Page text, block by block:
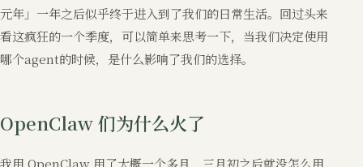
元年」一年之后似乎终于进入到了我们的日常生活。回过头来
看这疯狂的一个季度，可以简单来思考一下，当我们决定使用
哪个agent的时候，是什么影响了我们的选择。
OpenClaw 们为什么火了